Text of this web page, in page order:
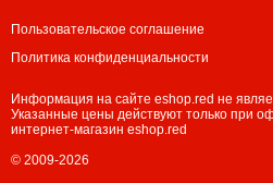
Пользовательское соглашение
Политика конфиденциальности
Информация на сайте eshop.red не
Указанные цены действуют только при
интернет-магазин eshop.red
© 2009-2026